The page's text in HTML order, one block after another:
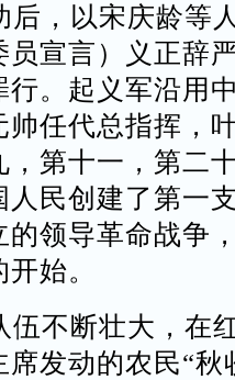
，以宋庆龄等
员宣言）义正辞
。起义军沿用
任代总指挥，
第十一，第二
民创建了第一
领导革命战争
始。
不断壮大，在
发动的农民“秋